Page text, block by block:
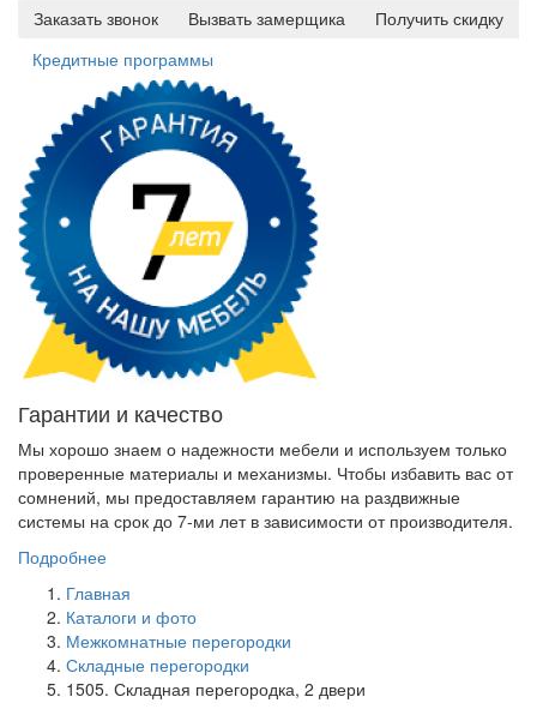
Заказать звонок
Вызвать замерщика
Получить скидку
Кредитные программы
Гарантии и качество
Мы хорошо знаем о надежности мебели и используем только
проверенные материалы и механизмы. Чтобы избавить вас от
сомнений, мы предоставляем гарантию на раздвижные
системы на срок до 7-ми лет в зависимости от производителя.
Подробнее
Главная
Каталоги и фото
Межкомнатные перегородки
Складные перегородки
1505. Складная перегородка, 2 двери